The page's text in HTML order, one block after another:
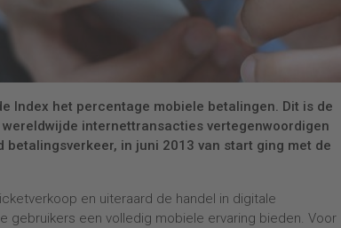
Index het percentage mobiele betalingen. Dit is de
internettransacties vertegenwoordigen
in juni 2013 van start ging met de
en uiteraard de handel in digitale
een volledig mobiele ervaring bieden. Voor